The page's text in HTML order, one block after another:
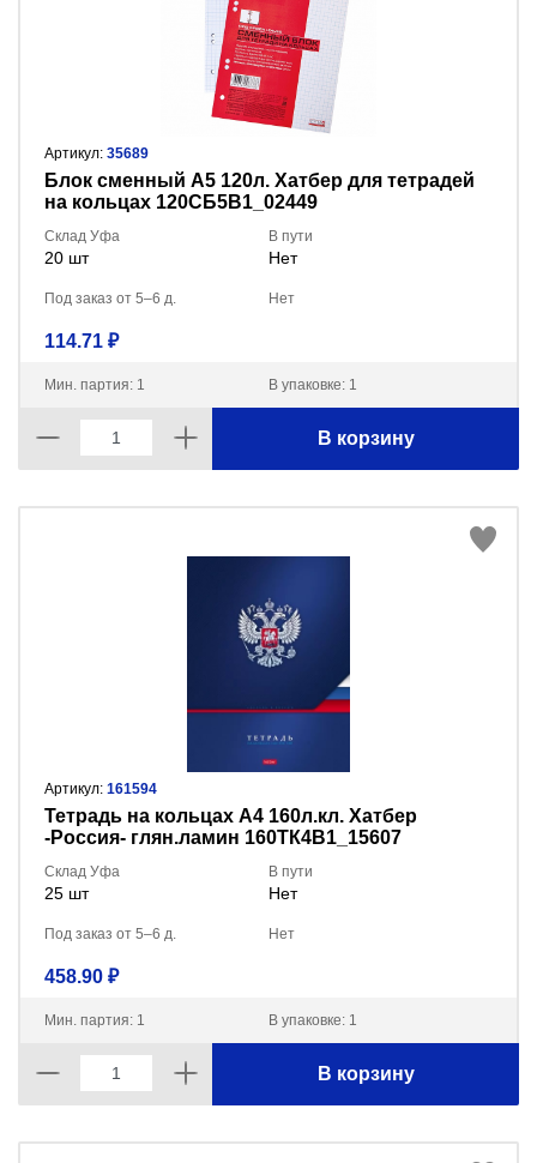
Артикул: 35689
Блок сменный А5 120л. Хатбер для тетрадей
на кольцах 120СБ5B1_02449
Склад Уфа
20 шт
В пути
Нет
Под заказ от 5–6 д. Нет
114.71 ₽
Мин. партия: 1 В упаковке: 1
В корзину
Артикул: 161594
Тетрадь на кольцах А4 160л.кл. Хатбер
-Россия- глян.ламин 160ТК4В1_15607
Склад Уфа
25 шт
В пути
Нет
Под заказ от 5–6 д. Нет
458.90 ₽
Мин. партия: 1 В упаковке: 1
В корзину